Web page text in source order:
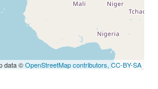
data ©OpenStreetMap contributors, CC-BY-SA